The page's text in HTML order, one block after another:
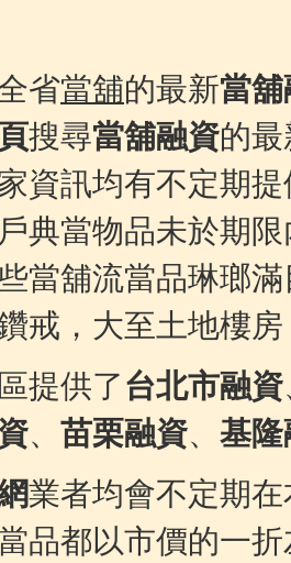
省當舖的最新當
搜尋當舖融資的
資訊均有不定期提
典當物品未於期
當舖流當品琳瑯
戒，大至土地樓
提供了台北市融資
、 苗栗融資、 基
業者均會不定期
品都以市價的一